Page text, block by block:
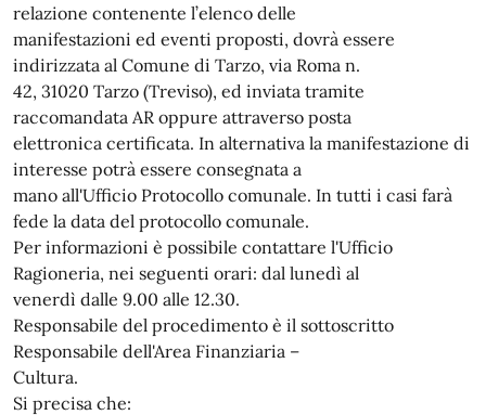
relazione contenente l’elenco delle
manifestazioni ed eventi proposti, dovrà essere
indirizzata al Comune di Tarzo, via Roma n.
42, 31020 Tarzo (Treviso), ed inviata tramite
raccomandata AR oppure attraverso posta
elettronica certificata. In alternativa la manifestazione di
interesse potrà essere consegnata a
mano all'Ufficio Protocollo comunale. In tutti i casi farà
fede la data del protocollo comunale.
Per informazioni è possibile contattare l'Ufficio
Ragioneria, nei seguenti orari: dal lunedì al
venerdì dalle 9.00 alle 12.30.
Responsabile del procedimento è il sottoscritto
Responsabile dell'Area Finanziaria –
Cultura.
Si precisa che: